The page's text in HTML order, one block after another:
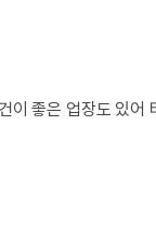
좋은 업장도 있어